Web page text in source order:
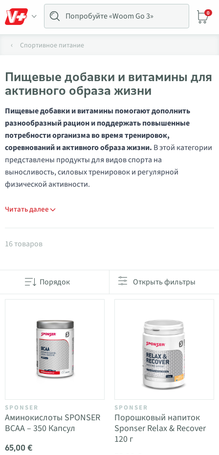
0
Спортивное питание
Пищевые добавки и витамины для
активного образа жизни
Пищевые добавки и витамины помогают дополнить
разнообразный рацион и поддержать повышенные
потребности организма во время тренировок,
соревнований и активного образа жизни. В этой категории
представлены продукты для видов спорта на
выносливость, силовых тренировок и регулярной
физической активности.
Читать далее
Товары в категории Витамины и пищевые
16 товаров
Порядок Открыть фильтры
SPONSER
Аминокислоты SPONSER
BCAA – 350 Капсул
65,00 €
SPONSER
Порошковый напиток
Sponser Relax & Recover
120 г